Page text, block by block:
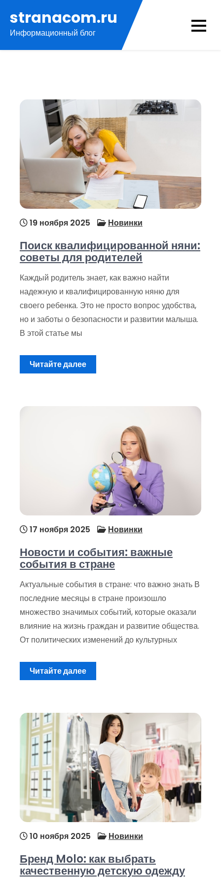
содержимому
stranacom.ru
Информационный блог
19 ноября 2025 Новинки
Поиск квалифицированной няни:
советы для родителей
Каждый родитель знает, как важно найти
надежную и квалифицированную няню для
своего ребенка. Это не просто вопрос удобства,
но и заботы о безопасности и развитии малыша.
В этой статье мы
Читайте далее
17 ноября 2025 Новинки
Новости и события: важные
события в стране
Актуальные события в стране: что важно знать В
последние месяцы в стране произошло
множество значимых событий, которые оказали
влияние на жизнь граждан и развитие общества.
От политических изменений до культурных
Читайте далее
10 ноября 2025 Новинки
Бренд Molo: как выбрать
качественную детскую одежду